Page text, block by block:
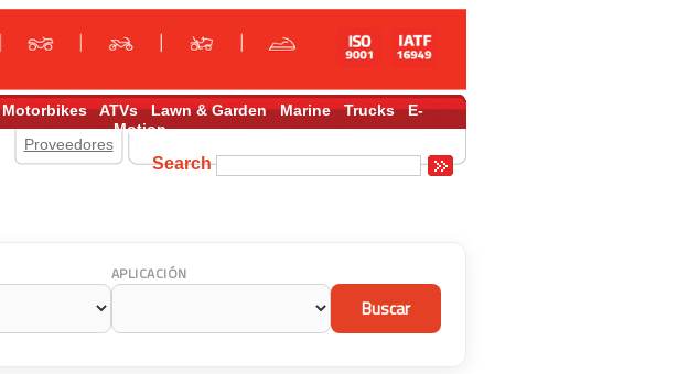
Motorbikes ATVs Lawn & Garden Marine Trucks
E-
Motion
Proveedores
Search
APLICACIÓN